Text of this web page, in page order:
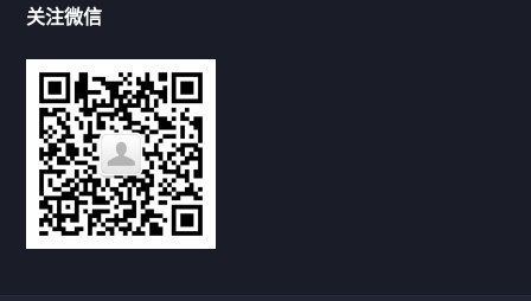
新闻资讯
工作动态
会议活动
关注微信